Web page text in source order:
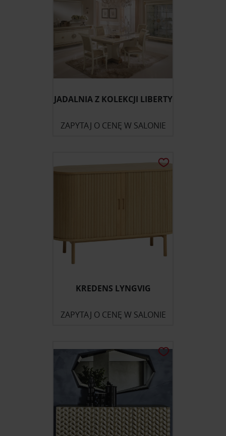
JADALNIA Z KOLEKCJI LIBERTY
ZAPYTAJ O CENĘ W SALONIE
KREDENS LYNGVIG
ZAPYTAJ O CENĘ W SALONIE